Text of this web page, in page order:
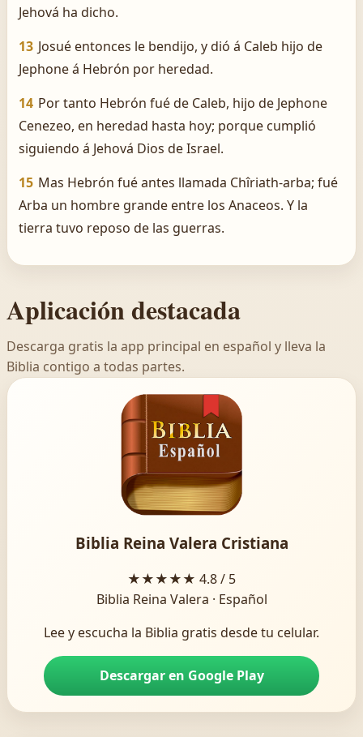
Jehová ha dicho.
13 Josué entonces le bendijo, y dió á Caleb hijo de
Jephone á Hebrón por heredad.
14 Por tanto Hebrón fué de Caleb, hijo de Jephone
Cenezeo, en heredad hasta hoy; porque cumplió
siguiendo á Jehová Dios de Israel.
15 Mas Hebrón fué antes llamada Chîriath-arba; fué
Arba un hombre grande entre los Anaceos. Y la
tierra tuvo reposo de las guerras.
Aplicación destacada
Descarga gratis la app principal en español y lleva la
Biblia contigo a todas partes.
Biblia Reina Valera Cristiana
★★★★★ 4.8 / 5
Biblia Reina Valera · Español
Lee y escucha la Biblia gratis desde tu celular.
Descargar en Google Play